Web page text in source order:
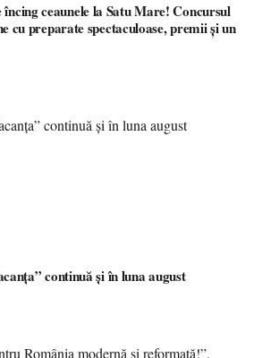
cu preparate spectaculoase, premii și un
continuă și în luna august